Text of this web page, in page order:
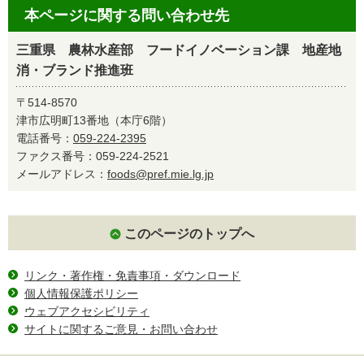
本ページに関する問い合わせ先
三重県 農林水産部 フードイノベーション課 地産地
消・ブランド推進班
〒514-8570
津市広明町13番地（本庁6階）
電話番号： 059-224-2395
ファクス番号：059-224-2521
メールアドレス： foods@pref.mie.lg.jp
このページのトップへ
リンク・著作権・免責事項・ダウンロード
個人情報保護ポリシー
ウェブアクセシビリティ
サイトに関するご意見・お問い合わせ